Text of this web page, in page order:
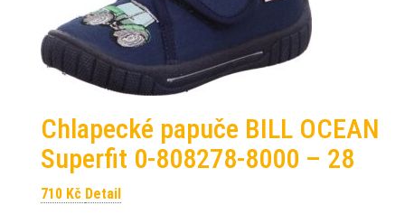
Chlapecké papuče BILL OCEAN
Superfit 0-808278-8000 – 28
710 Kč Detail